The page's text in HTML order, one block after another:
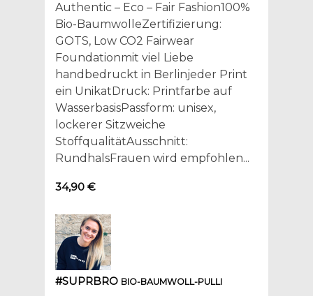
Authentic – Eco – Fair Fashion100%
Bio-BaumwolleZertifizierung:
GOTS, Low CO2 Fairwear
Foundationmit viel Liebe
handbedruckt in Berlinjeder Print
ein UnikatDruck: Printfarbe auf
WasserbasisPassform: unisex,
lockerer Sitzweiche
StoffqualitätAusschnitt:
RundhalsFrauen wird empfohlen...
34,90 €
#SUPRBRO BIO-BAUMWOLL-PULLI